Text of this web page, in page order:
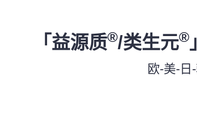
「益源质®/类生元®
欧-美-日